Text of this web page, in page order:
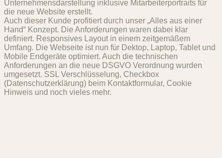
Unternehmensdarstellung inklusive Mitarbeiterportraits für
die neue Website erstellt.
Auch dieser Kunde profitiert durch unser „Alles aus einer
Hand“ Konzept. Die Anforderungen waren dabei klar
definiert. Responsives Layout in einem zeitgemäßem
Umfang. Die Webseite ist nun für Dektop, Laptop, Tablet und
Mobile Endgeräte optimiert. Auch die technischen
Anforderungen an die neue DSGVO Verordnung wurden
umgesetzt. SSL Verschlüsselung, Checkbox
(Datenschutzerklärung) beim Kontaktformular, Cookie
Hinweis und noch vieles mehr.